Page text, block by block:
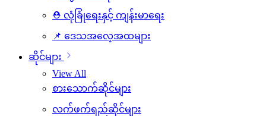
⛑️ လုံခြုံရေးနှင့် ကျန်းမာရေး
📌 ဒေသအလေ့အထများ
ဆိုင်များ
View All
စားသောက်ဆိုင်များ
လက်ဖက်ရည်ဆိုင်များ